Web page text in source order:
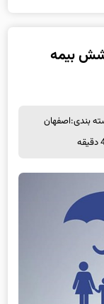
بیمه
بندی:اصفهان